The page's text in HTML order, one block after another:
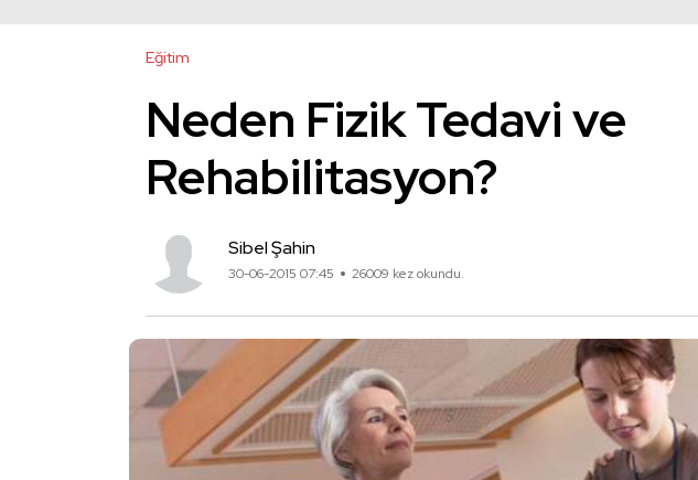
Eğitim
Neden Fizik Tedavi ve
Rehabilitasyon?
Sibel Şahin
30-06-2015 07:45 26009 kez okundu.